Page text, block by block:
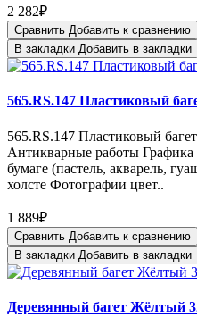
2 282₽
Сравнить Добавить к сравнению
В закладки Добавить в закладки
565.RS.147 Пластиковый
565.RS.147 Пластиковый
Антикварные работы
бумаге (пастель, акварель,
холсте Фотографии цвет..
1 889₽
Сравнить Добавить к сравнению
В закладки Добавить в закладки
Деревянный багет Жёлтый